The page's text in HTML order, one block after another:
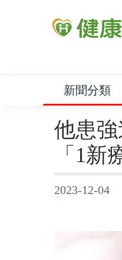
新聞分類
他患
「1
2023-12-04